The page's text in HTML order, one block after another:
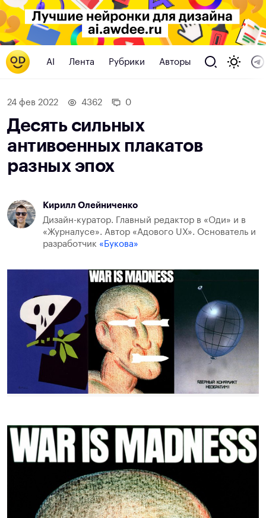
AI Лента Рубрики Авторы
24 фев 2022 4362 0
Десять сильных
антивоенных плакатов
разных эпох
Кирилл Олейниченко
Дизайн-куратор. Главный редактор в «Оди» и в
«Журналусе». Автор «Адового UX». Основатель и
разработчик «Букова»